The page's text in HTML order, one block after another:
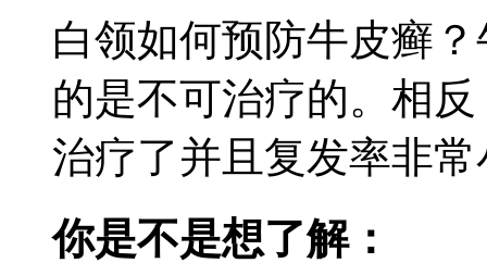
白领如何预防牛皮癣
的是不可治疗的。相
治疗了并且复发率非
你是不是想了解：